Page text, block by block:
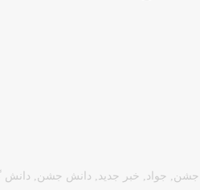
جشن , جواد , خبر جدید , دانش جشن , دانش